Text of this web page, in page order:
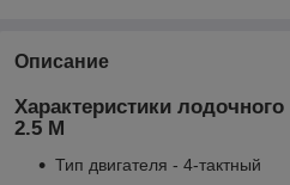
Описание
Характеристики
2.5 M
Тип двигателя - 4-тактный